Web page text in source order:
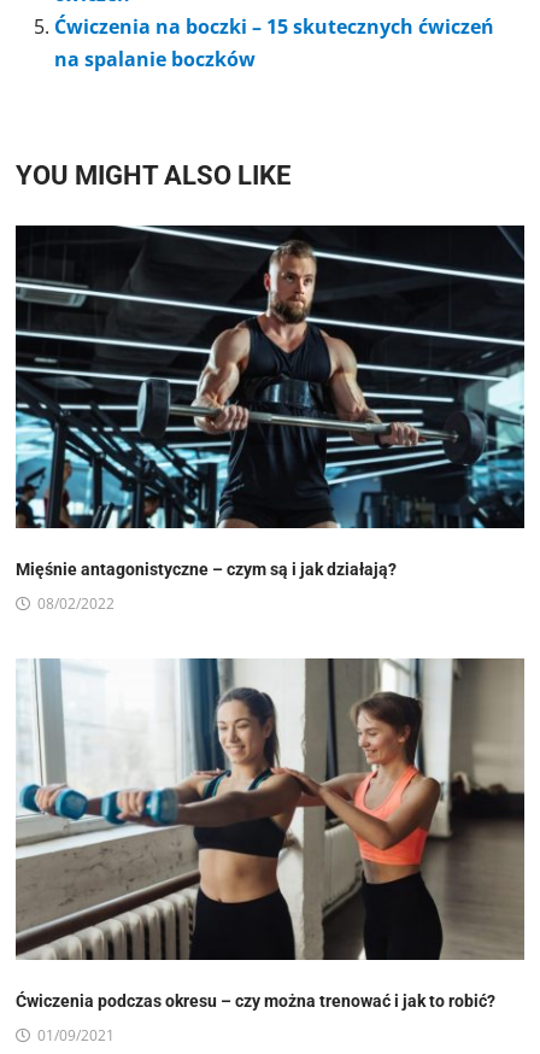
Ćwiczenia na boczki – 15 skutecznych ćwiczeń
na spalanie boczków
YOU MIGHT ALSO LIKE
Mięśnie antagonistyczne – czym są i jak działają?
08/02/2022
Ćwiczenia podczas okresu – czy można trenować i jak to robić?
01/09/2021